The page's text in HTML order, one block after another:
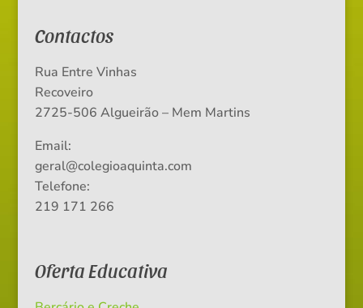
Contactos
Rua Entre Vinhas
Recoveiro
2725-506 Algueirão – Mem Martins
Email:
geral@colegioaquinta.com
Telefone:
219 171 266
Oferta Educativa